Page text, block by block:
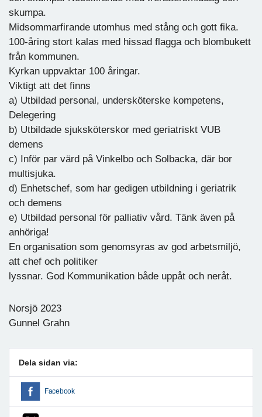
skumpa.
Midsommarfirande utomhus med stång och gott fika.
100-åring stort kalas med hissad flagga och blombukett
från kommunen.
Kyrkan uppvaktar 100 åringar.
Viktigt att det finns
a) Utbildad personal, undersköterske kompetens,
Delegering
b) Utbildade sjuksköterskor med geriatriskt VUB
demens
c) Inför par värd på Vinkelbo och Solbacka, där bor
multisjuka.
d) Enhetschef, som har gedigen utbildning i geriatrik
och demens
e) Utbildad personal för palliativ vård. Tänk även på
anhöriga!
En organisation som genomsyras av god arbetsmiljö,
att chef och politiker
lyssnar. God Kommunikation både uppåt och neråt.
Norsjö 2023
Gunnel Grahn
Dela sidan via:
Facebook